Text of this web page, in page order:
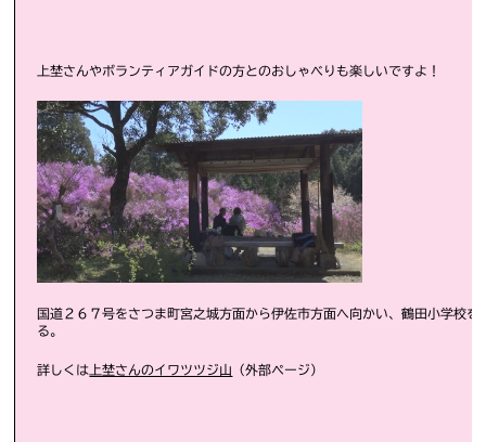
上埜さんやボランティアガイドの方とのおしゃべりも楽しいですよ！
国道２６７号をさつま町宮之城方面から伊佐市方面へ向かい、鶴田小学校を
る。
詳しくは 上埜さんのイワツツジ山 （外部ページ）